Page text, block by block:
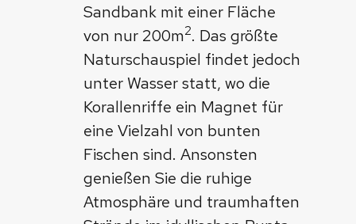
Sandbank mit einer Fläche
von nur 200m2. Das größte
Naturschauspiel findet jedoch
unter Wasser statt, wo die
Korallenriffe ein Magnet für
eine Vielzahl von bunten
Fischen sind. Ansonsten
genießen Sie die ruhige
Atmosphäre und traumhaften